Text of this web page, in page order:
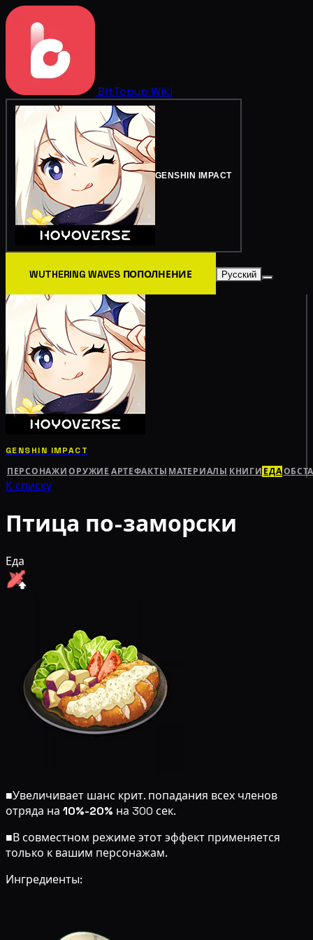
BitTopup Wiki
GENSHIN IMPACT
WUTHERING WAVES ПОПОЛНЕНИЕ Русский
GENSHIN IMPACT
ПЕРСОНАЖИ ОРУЖИЕ АРТЕФАКТЫ МАТЕРИАЛЫ КНИГИ ЕДА
К списку
Птица по-заморски
Еда
■Увеличивает шанс крит. попадания всех членов
отряда на 10%-20% на 300 сек.
■В совместном режиме этот эффект применяется
только к вашим персонажам.
Ингредиенты: